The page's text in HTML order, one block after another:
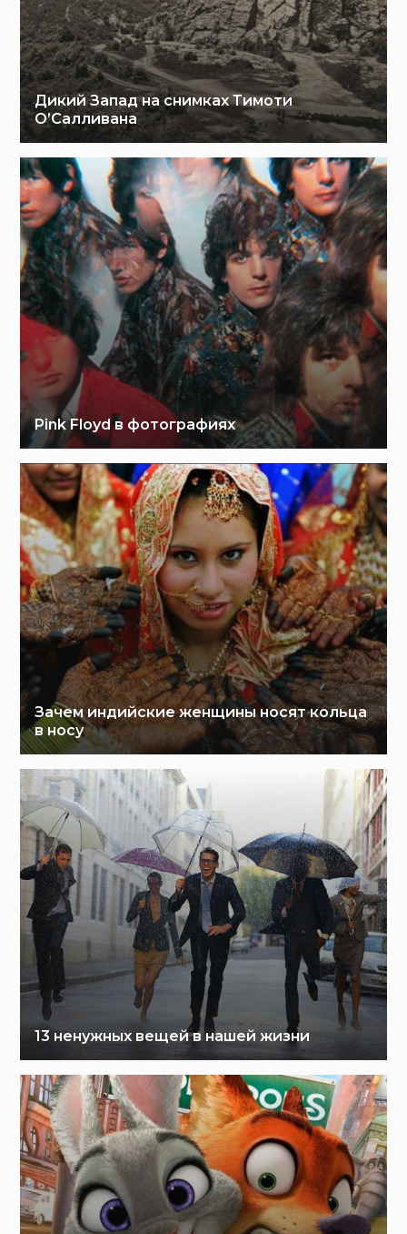
Дикий Запад на снимках Тимоти
О’Салливана
Pink Floyd в фотографиях
Зачем индийские женщины носят кольца
в носу
13 ненужных вещей в нашей жизни